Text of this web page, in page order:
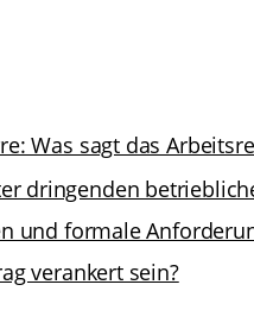
Was sagt das
dringenden
und formale
verankert sein?